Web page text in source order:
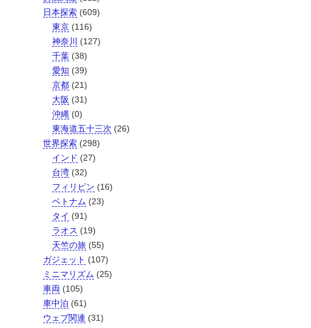
日本探索 (609)
東京 (116)
神奈川
(127)
千葉 (38)
愛知 (39)
京都 (21)
大阪 (31)
沖縄 (0)
東海道五十三次 (26)
世界探索 (298)
インド (27)
台湾 (32)
フィリピン (16)
ベトナム (23)
タイ (91)
ラオス (19)
天竺の旅 (55)
ガジェット (107)
ミニマリズム (25)
車両 (105)
車中泊 (61)
ウェブ関連 (31)